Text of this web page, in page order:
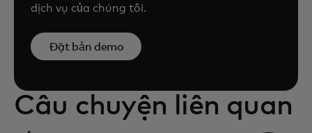
dịch vụ của chúng tôi.
Đặt bản demo
Câu chuyện liên quan